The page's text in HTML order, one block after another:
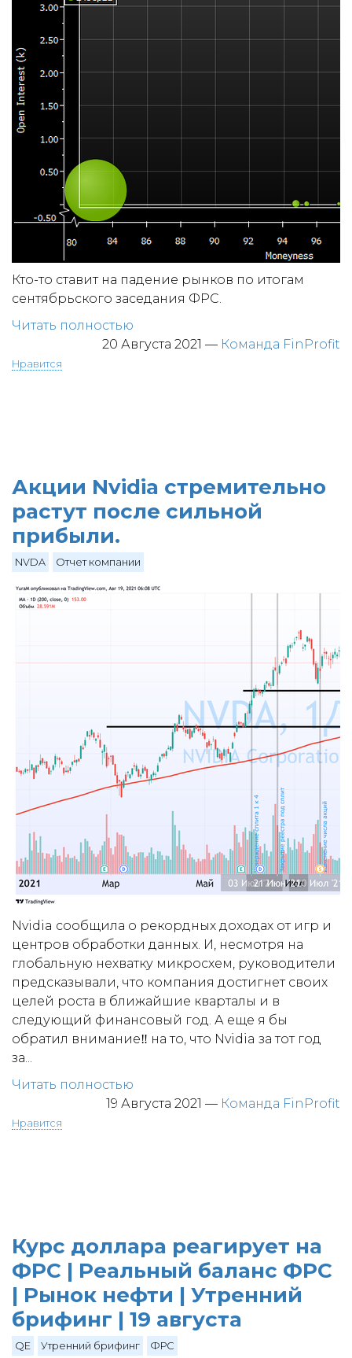
Кто-то ставит на падение рынков по итогам
сентябрьского заседания ФРС.
Читать полностью
20 Августа 2021 — Команда FinProfit
Нравится
Акции Nvidia стремительно
растут после сильной
прибыли.
NVDA Отчет компании
Nvidia сообщила о рекордных доходах от игр и
центров обработки данных. И, несмотря на
глобальную нехватку микросхем, руководители
предсказывали, что компания достигнет своих
целей роста в ближайшие кварталы и в
следующий финансовый год. А еще я бы
обратил внимание‼️ на то, что Nvidia за тот год
за...
Читать полностью
19 Августа 2021 — Команда FinProfit
Нравится
Курс доллара реагирует на
ФРС | Реальный баланс ФРС
| Рынок нефти | Утренний
брифинг | 19 августа
QE Утренний брифинг ФРС